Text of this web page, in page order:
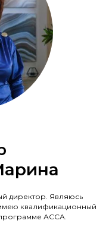
директор. Являюсь
квалификационный
АССА.